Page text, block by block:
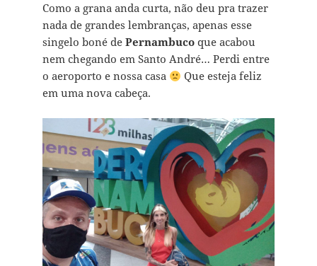
Como a grana anda curta, não deu pra trazer
nada de grandes lembranças, apenas esse
singelo boné de Pernambucoque acabou
nem chegando em Santo André… Perdi entre
o aeroporto e nossa casa
Que esteja feliz
em uma nova cabeça.